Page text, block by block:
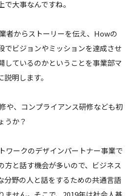
大事なんですね。
者からストーリーを伝え、Howの
でビジョンやミッションを達成させ
しているのかということを事業部マ
明します。
や、コンプライアンス研修なども初
うか？
ワークのデザインパートナー事業で
方と話す機会が多いので、ビジネス
分野の人と話をするための共通言語